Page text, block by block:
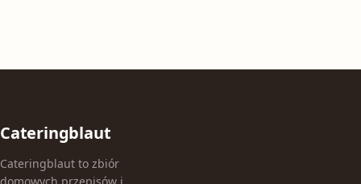
Cateringblaut
Cateringblaut to zbiór